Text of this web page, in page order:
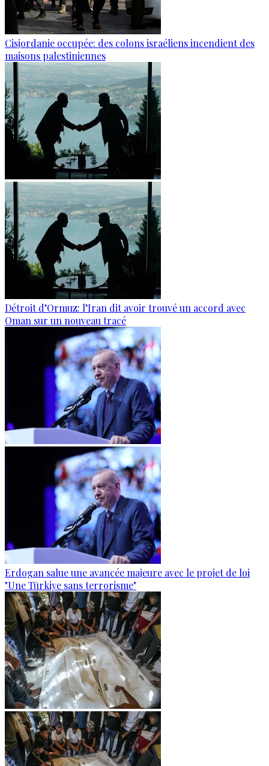
Cisjordanie occupée: des colons israéliens incendient des
maisons palestiniennes
Détroit d’Ormuz: l’Iran dit avoir trouvé un accord avec
Oman sur un nouveau tracé
Erdogan salue une avancée majeure avec le projet de loi
"Une Türkiye sans terrorisme"